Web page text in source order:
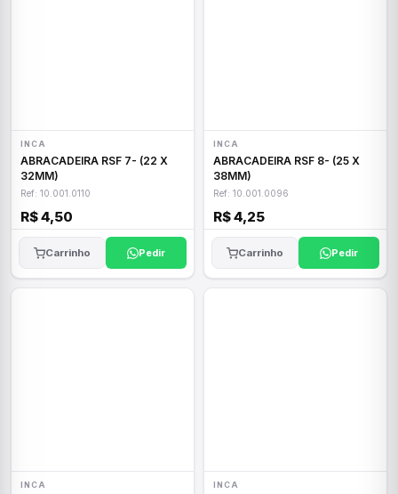
INCA
ABRACADEIRA RSF 7- (22 X
32MM)
Ref: 10.001.0110
R$ 4,50
Carrinho Pedir
INCA
ABRACADEIRA RSF 8- (25 X
38MM)
Ref: 10.001.0096
R$ 4,25
Carrinho Pedir
INCA INCA